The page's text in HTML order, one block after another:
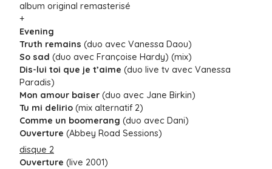
album original remasterisé
+
Evening
Truth remains (duo avec Vanessa Daou)
So sad (duo avec Françoise Hardy) (mix)
Dis-lui toi que je t’aime (duo live tv avec Vanessa
Paradis)
Mon amour baiser (duo avec Jane Birkin)
Tu mi delirio (mix alternatif 2)
Comme un boomerang (duo avec Dani)
Ouverture (Abbey Road Sessions)
disque 2
Ouverture (live 2001)